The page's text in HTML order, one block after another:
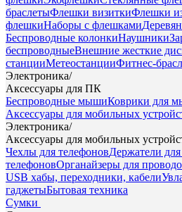
браслетыФлешки визиткиФлешки
флешкиНаборы с флешками
Беспроводные колонкиНаушники
беспроводныеВнешние жесткие
станцииМетеостанцииФитнес-
Электроника/
Аксессуары для ПК
Беспроводные мышиКоврики для
Аксессуары для мобильных
Электроника/
Аксессуары для мобильных
Чехлы для телефоновДержатели
телефоновОрганайзеры для
USB хабы, переходники, кабели
гаджетыБытовая техника
Сумки